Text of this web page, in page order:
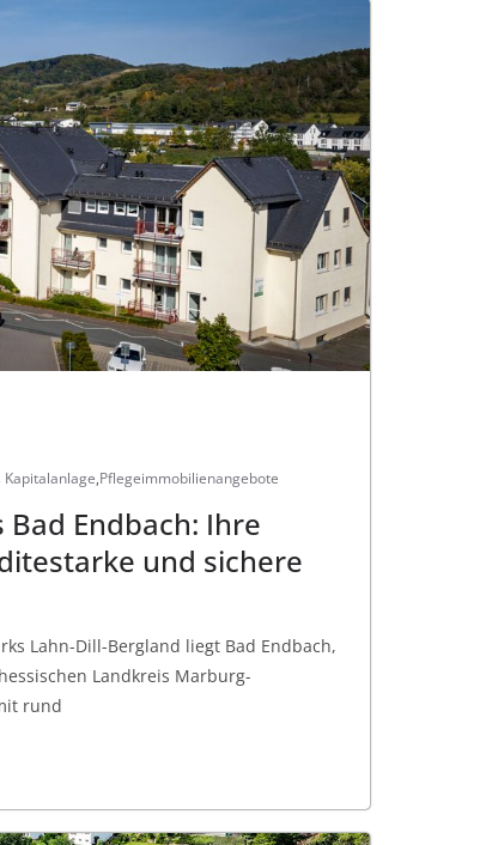
,Pflegeimmobilienangebote
Endbach: Ihre
und sichere
Lahn-Dill-Bergland liegt Bad Endbach,
Landkreis Marburg-
rund